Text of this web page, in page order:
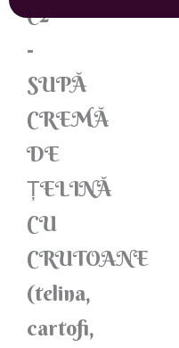
C2
-
SUPĂ
CREMĂ
DE
ȚELINĂ
CU
CRUTOANE
(telina,
cartofi,